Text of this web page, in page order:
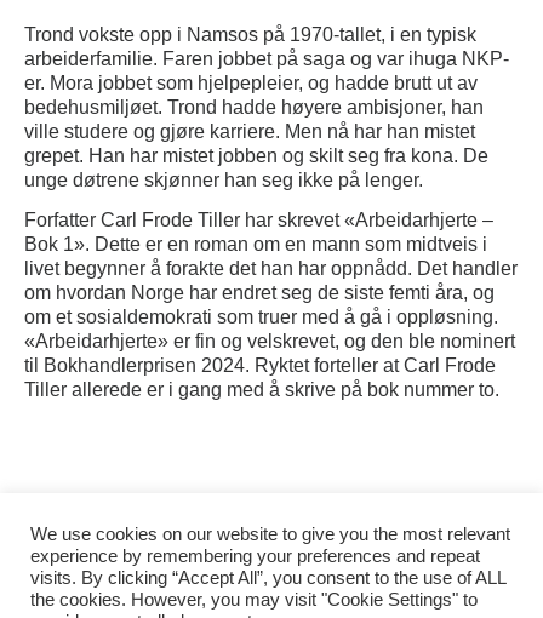
Trond vokste opp i Namsos på 1970-tallet, i en typisk
arbeiderfamilie. Faren jobbet på saga og var ihuga NKP-
er. Mora jobbet som hjelpepleier, og hadde brutt ut av
bedehusmiljøet. Trond hadde høyere ambisjoner, han
ville studere og gjøre karriere. Men nå har han mistet
grepet. Han har mistet jobben og skilt seg fra kona. De
unge døtrene skjønner han seg ikke på lenger.
Forfatter Carl Frode Tiller har skrevet «Arbeidarhjerte –
Bok 1». Dette er en roman om en mann som midtveis i
livet begynner å forakte det han har oppnådd. Det handler
om hvordan Norge har endret seg de siste femti åra, og
om et sosialdemokrati som truer med å gå i oppløsning.
«Arbeidarhjerte» er fin og velskrevet, og den ble nominert
til Bokhandlerprisen 2024. Ryktet forteller at Carl Frode
Tiller allerede er i gang med å skrive på bok nummer to.
We use cookies on our website to give you the most relevant
experience by remembering your preferences and repeat
visits. By clicking “Accept All”, you consent to the use of ALL
the cookies. However, you may visit "Cookie Settings" to